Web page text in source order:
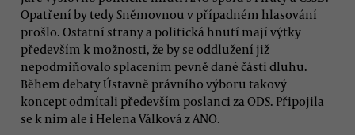
Opatření by tedy Sněmovnou v případném hlasování
prošlo. Ostatní strany a politická hnutí mají výtky
především k možnosti, že by se oddlužení již
nepodmiňovalo splacením pevně dané části dluhu.
Během debaty Ústavně právního výboru takový
koncept odmítali především poslanci za ODS. Připojila
se k nim ale i Helena Válková z ANO.